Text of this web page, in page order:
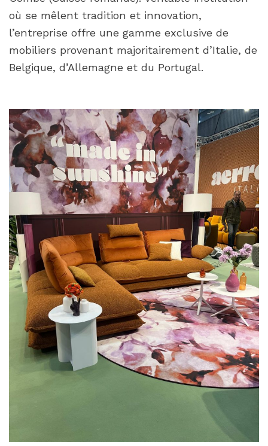
où se mêlent tradition et innovation,
l’entreprise offre une gamme exclusive de
mobiliers provenant majoritairement d’Italie, de
Belgique, d’Allemagne et du Portugal.